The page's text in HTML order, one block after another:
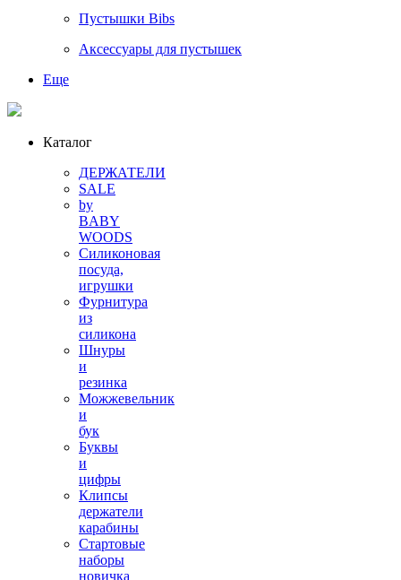
Пустышки Bibs
Аксессуары для пустышек
Еще
Каталог
ДЕРЖАТЕЛИ
SALE
by
BABY
WOODS
Силиконовая
посуда,
игрушки
Фурнитура
из
силикона
Шнуры
и
резинка
Можжевельник
и
бук
Буквы
и
цифры
Клипсы
держатели
карабины
Стартовые
наборы
новичка